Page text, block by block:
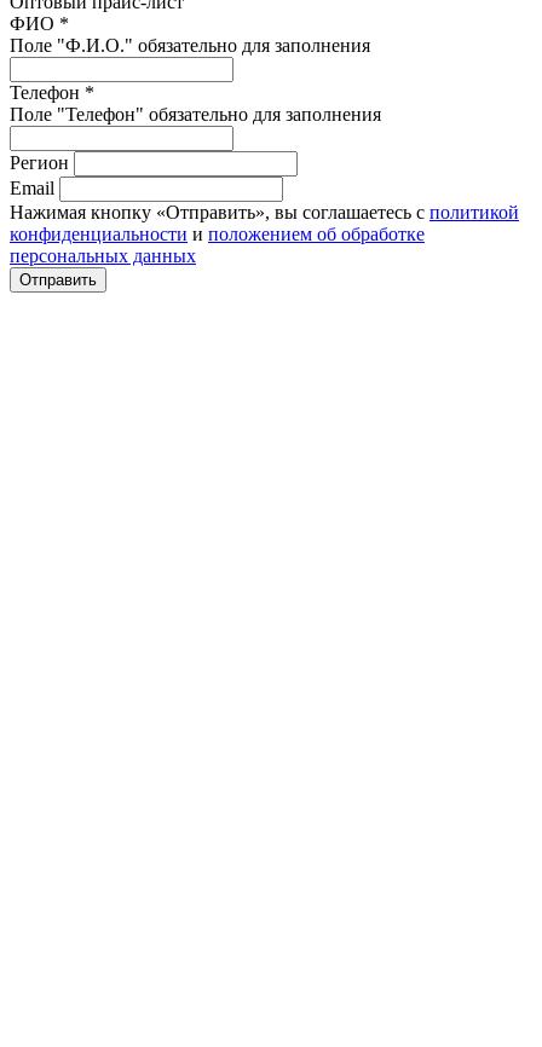
ФИО *
Поле "Ф.И.О." обязательно для заполнения
Телефон *
Поле "Телефон" обязательно для заполнения
Регион
Email
Нажимая кнопку «Отправить», вы соглашаетесь с политикой
конфиденциальности и положением об обработке
персональных данных
Отправить